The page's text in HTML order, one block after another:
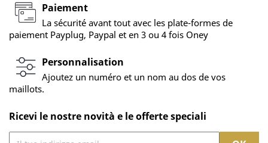
Paiement
La sécurité avant tout avec les plate-formes de
paiement Payplug, Paypal et en 3 ou 4 fois Oney
Personnalisation
Ajoutez un numéro et un nom au dos de vos
maillots.
Ricevi le nostre novità e le offerte speciali